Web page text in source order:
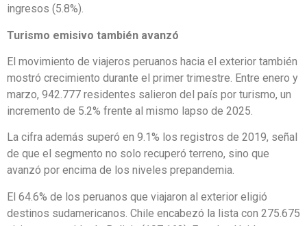
ingresos (5.8%).
Turismo emisivo también avanzó
El movimiento de viajeros peruanos hacia el exterior también
mostró crecimiento durante el primer trimestre. Entre enero y
marzo, 942.777 residentes salieron del país por turismo, un
incremento de 5.2% frente al mismo lapso de 2025.
La cifra además superó en 9.1% los registros de 2019, señal
de que el segmento no solo recuperó terreno, sino que
avanzó por encima de los niveles prepandemia.
El 64.6% de los peruanos que viajaron al exterior eligió
destinos sudamericanos. Chile encabezó la lista con 275.675